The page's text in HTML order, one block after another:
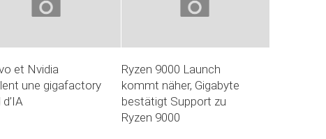
et Nvidia
une gigafactory
Ryzen 9000 Launch
kommt näher, Gigabyte
bestätigt Support zu
Ryzen 9000